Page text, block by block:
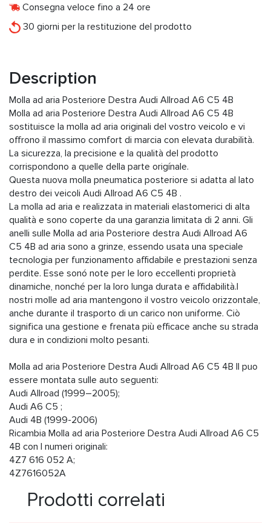
Consegna veloce fino a 24 ore
30 giorni per la restituzione del prodotto
Description
Molla ad aria Posteriore Destra Audi Allroad A6 C5 4B
Molla ad aria Posteriore Destra Audi Allroad A6 C5 4B
sostituisce la molla ad aria originali del vostro veicolo e vi
offrono il massimo comfort di marcia con elevata durabilità.
La sicurezza, la precisione e la qualità del prodotto
corrispondono a quelle della parte origínale.
Questa nuova molla pneumatica posteriore si adatta al lato
destro dei veicoli Audi Allroad A6 C5 4B .
La molla ad aria e realizzata in materiali elastomerici di alta
qualità e sono coperte da una garanzia limitata di 2 anni. Gli
anelli sulle Molla ad aria Posteriore destra Audi Allroad A6
C5 4B ad aria sono a grinze, essendo usata una speciale
tecnologia per funzionamento affidabile e prestazioni senza
perdite. Esse sonó note per le loro eccellenti proprietà
dinamiche, nonché per la loro lunga durata e affidabilità.I
nostri molle ad aria mantengono il vostro veicolo orizzontale,
anche durante il trasporto di un carico non uniforme. Ciò
significa una gestione e frenata più efficace anche su strada
dura e in condizioni molto pesanti.
Molla ad aria Posteriore Destra Audi Allroad A6 C5 4B Il puo
essere montata sulle auto seguenti:
Audi Allroad (1999–2005);
Audi A6 C5 ;
Audi 4B (1999-2006)
Ricambia Molla ad aria Posteriore Destra Audi Allroad A6 C5
4B con I numeri originali:
4Z7 616 052 A;
4Z7616052A
Prodotti correlati